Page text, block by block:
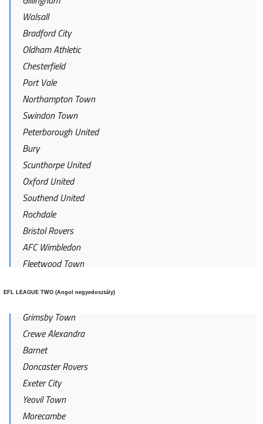
Walsall
Bradford City
Oldham Athletic
Chesterfield
Port Vale
Northampton Town
Swindon Town
Peterborough United
Bury
Scunthorpe United
Oxford United
Southend United
Rochdale
Bristol Rovers
AFC Wimbledon
Fleetwood Town
EFL LEAGUE TWO (Angol negyedosztály)
Grimsby Town
Crewe Alexandra
Barnet
Doncaster Rovers
Exeter City
Yeovil Town
Morecambe